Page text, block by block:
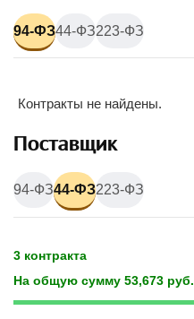
94-ФЗ44-ФЗ223-ФЗ
Контракты не найдены.
Поставщик
94-ФЗ44-ФЗ223-ФЗ
3 контракта
На общую сумму 53,673 руб.